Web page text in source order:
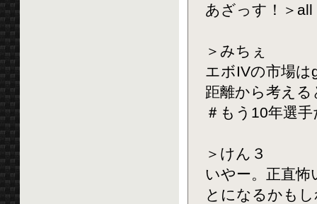
あざっす！＞all
＞みちぇ
エボIVの市場
距離から考え
＃もう10年選
＞けん３
いやー。正直
とになるかも